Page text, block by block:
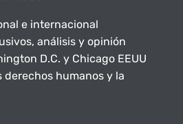
e internacional
análisis y opinión
D.C. y Chicago EEUU
derechos humanos y la